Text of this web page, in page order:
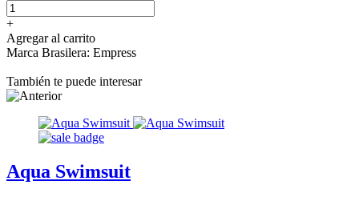
+
Agregar al carrito
Marca Brasilera: Empress
También te puede interesar
Aqua Swimsuit